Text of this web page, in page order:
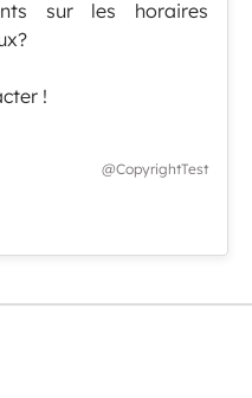
sur les horaires
!
@CopyrightTest